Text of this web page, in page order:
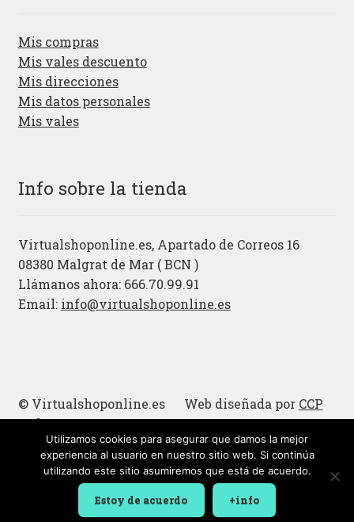
Mis compras
Mis vales descuento
Mis direcciones
Mis datos personales
Mis vales
Info sobre la tienda
Virtualshoponline.es, Apartado de Correos 16
08380 Malgrat de Mar ( BCN )
Llámanos ahora: 666.70.99.91
Email: info@virtualshoponline.es
© Virtualshoponline.es Web diseñada por CCP
Cadena
Cucharas de madera
Utilizamos cookies para asegurar que damos la mejor
experiencia al usuario en nuestro sitio web. Si continúa
utilizando este sitio asumiremos que está de acuerdo.
Estoy de acuerdo +info